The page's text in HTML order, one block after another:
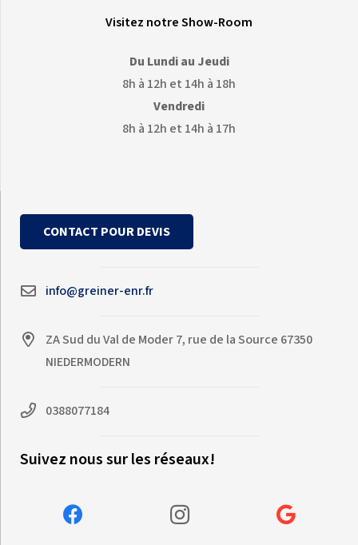
Visitez notre Show-Room
Du Lundi au Jeudi
8h à 12h et 14h à 18h
Vendredi
8h à 12h et 14h à 17h
CONTACT POUR DEVIS
info@greiner-enr.fr
ZA Sud du Val de Moder 7, rue de la Source 67350
NIEDERMODERN
0388077184
Suivez nous sur les réseaux!